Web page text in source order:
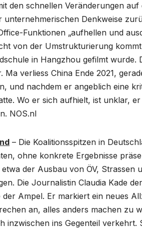
den schnellen Veränderungen
unternehmerischen Denkweise
Funktionen „aufhellen und
von der Umstrukturierung
in Hangzhou gefilmt
Ma verliess China Ende 2021,
und nachdem er angeblich eine
Wo er sich aufhielt, ist unklar,
NOS.nl
– Die Koalitionsspitzen in
ohne konkrete Ergebnisse
der Ausbau von ÖV,
Die Journalistin Claudia Kade
der Ampel. Er markiert ein neues
an, alles anders machen zu
inzwischen ins Gegenteil verkehrt.